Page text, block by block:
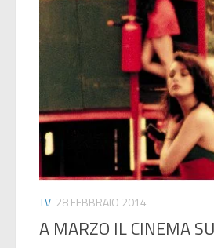
TV 28 FEBBRAIO 2014
A MARZO IL CINEMA